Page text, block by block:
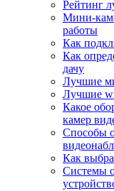
Рейтинг
Мини-
работы
Как
Как
дачу
Лучшие
Лучшие
Какое
камер
Способы
Как
Системы